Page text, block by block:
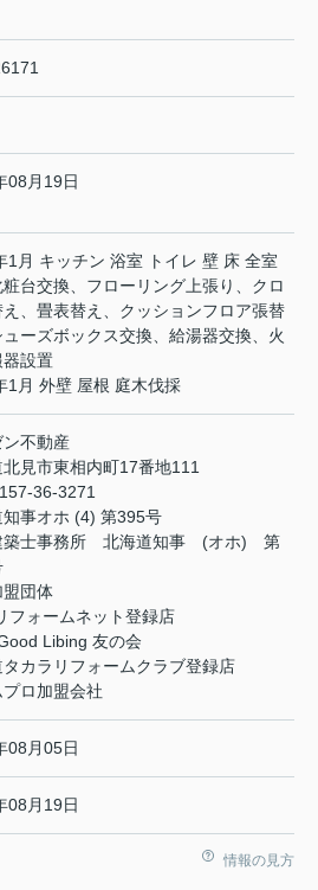
08月19日
1月 キッチン 浴室 トイレ 壁 床 全室
台交換、フローリング上張り、クロ
え、畳表替え、クッションフロア張替
ューズボックス交換、給湯器交換、火
器設置
1月 外壁 屋根 庭木伐採
ン不動産
見市東相内町17番地111
36-3271
知事オホ (4) 第395号
築士事務所 北海道知事 (オホ) 第
盟団体
フォームネット登録店
Libing 友の会
カラリフォームクラブ登録店
プロ加盟会社
08月05日
08月19日
情報の見方